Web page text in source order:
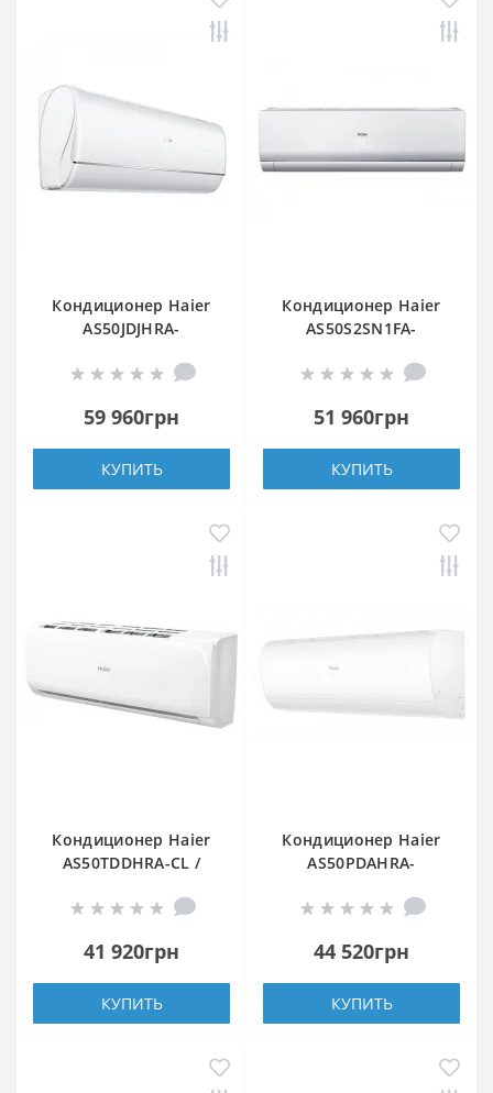
Кондиционер Haier
AS50JDJHRA-
59 960грн
КУПИТЬ
Кондиционер Haier
AS50S2SN1FA-
51 960грн
КУПИТЬ
Кондиционер Haier
AS50TDDHRA-CL /
41 920грн
КУПИТЬ
Кондиционер Haier
AS50PDAHRA-
44 520грн
КУПИТЬ